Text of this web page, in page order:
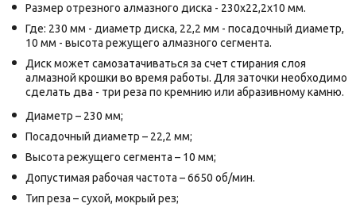
Размер отрезного алмазного диска - 230x22,2x10 мм.
Где: 230 мм - диаметр диска, 22,2 мм - посадочный диаметр,
10 мм - высота режущего алмазного сегмента.
Диск может самозатачиваться за счет стирания слоя
алмазной крошки во время работы. Для заточки необходимо
сделать два - три реза по кремнию или абразивному камню.
Диаметр – 230 мм;
Посадочный диаметр – 22,2 мм;
Высота режущего сегмента – 10 мм;
Допустимая рабочая частота – 6650 об/мин.
Тип реза – сухой, мокрый рез;